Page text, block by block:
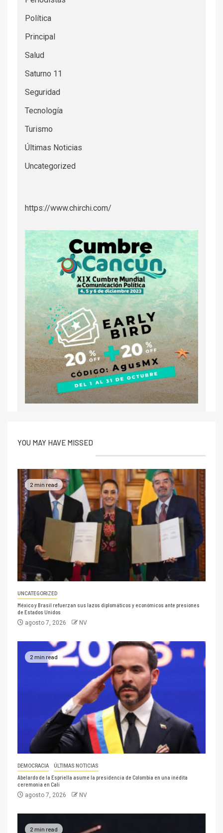
Política
Principal
Salud
Saturno 11
Seguridad
Tecnología
Turismo
Últimas Noticias
Uncategorized
https://www.chirchi.com/
YOU MAY HAVE MISSED
2 min read
UNCATEGORIZED
México y Brasil refuerzan sus lazos diplomáticos y económicos ante presiones
de Estados Unidos
agosto 7, 2026 NV
2 min read
DEMOCRACIA ÚLTIMAS NOTICIAS
Abelardo de la Espriella asume la presidencia de Colombia en una inédita
ceremonia en Cali
agosto 7, 2026 NV
2 min read